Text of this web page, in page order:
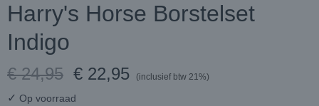
Harry's Horse Borstelset
Indigo
€ 24,95 € 22,95 (inclusief btw 21%)
✓ Op voorraad